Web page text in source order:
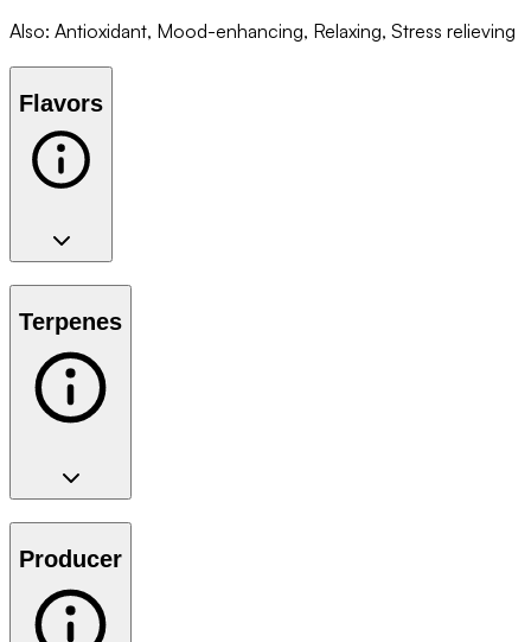
Also: Antioxidant, Mood-enhancing, Relaxing, Stress relieving
Flavors
Terpenes
Producer